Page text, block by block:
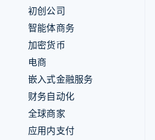
初创公司
智能体商务
加密货币
电商
嵌入式金融服务
财务自动化
全球商家
应用内支付